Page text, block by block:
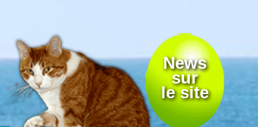
News
sur
le site